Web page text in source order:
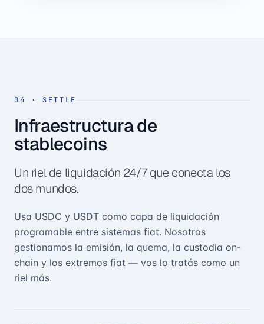
04 · SETTLE
Infraestructura de
stablecoins
Un riel de liquidación 24/7 que conecta los
dos mundos.
Usa USDC y USDT como capa de liquidación
programable entre sistemas fiat. Nosotros
gestionamos la emisión, la quema, la custodia on-
chain y los extremos fiat — vos lo tratás como un
riel más.